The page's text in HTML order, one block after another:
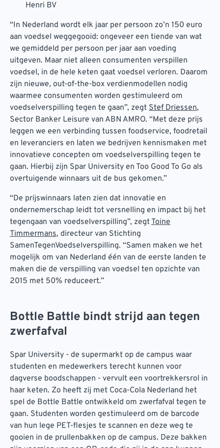
Henri BV
“In Nederland wordt elk jaar per persoon zo’n 150 euro
aan voedsel weggegooid: ongeveer een tiende van wat
we gemiddeld per persoon per jaar aan voeding
uitgeven. Maar niet alleen consumenten verspillen
voedsel, in de hele keten gaat voedsel verloren. Daarom
zijn nieuwe, out-of-the-box verdienmodellen nodig
waarmee consumenten worden gestimuleerd om
voedselverspilling tegen te gaan”, zegt Stef Driessen,
Sector Banker Leisure van ABN AMRO. “Met deze prijs
leggen we een verbinding tussen foodservice, foodretail
en leveranciers en laten we bedrijven kennismaken met
innovatieve concepten om voedselverspilling tegen te
gaan. Hierbij zijn Spar University en Too Good To Go als
overtuigende winnaars uit de bus gekomen.”
“De prijswinnaars laten zien dat innovatie en
ondernemerschap leidt tot versnelling en impact bij het
tegengaan van voedselverspilling”, zegtToine
Timmermans, directeur van Stichting
SamenTegenVoedselverspilling. “Samen maken we het
mogelijk om van Nederland één van de eerste landen te
maken die de verspilling van voedsel ten opzichte van
2015 met 50% reduceert.”
Bottle Battle bindt strijd aan tegen
zwerfafval
Spar University - de supermarkt op de campus waar
studenten en medewerkers terecht kunnen voor
dagverse boodschappen - vervult een voortrekkersrol in
haar keten. Zo heeft zij met Coca-Cola Nederland het
spel de Bottle Battle ontwikkeld om zwerfafval tegen te
gaan. Studenten worden gestimuleerd om de barcode
van hun lege PET-flesjes te scannen en deze weg te
gooien in de prullenbakken op de campus. Deze bakken